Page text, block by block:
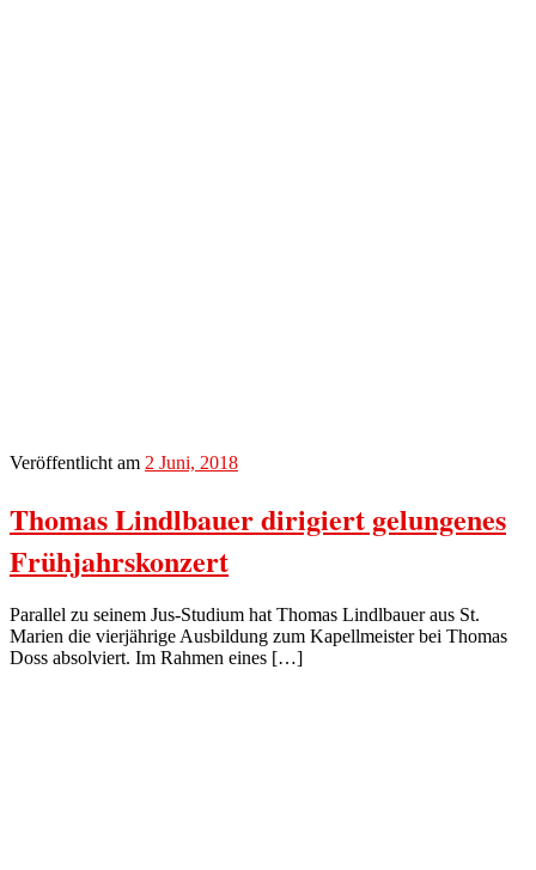
Veröffentlicht am 2 Juni, 2018
Thomas Lindlbauer dirigiert gelungenes
Frühjahrskonzert
Parallel zu seinem Jus-Studium hat Thomas Lindlbauer aus St.
Marien die vierjährige Ausbildung zum Kapellmeister bei Thomas
Doss absolviert. Im Rahmen eines […]